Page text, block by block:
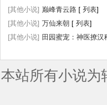
[其他小说] 巅峰青云路 [ 列表]
[其他小说] 万仙来朝 [ 列表]
[其他小说] 田园蜜宠：神医撩汉
本站所有小说为